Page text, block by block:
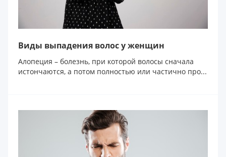
Виды выпадения волос у женщин
Алопеция – болезнь, при которой волосы сначала
истончаются, а потом полностью или частично про...